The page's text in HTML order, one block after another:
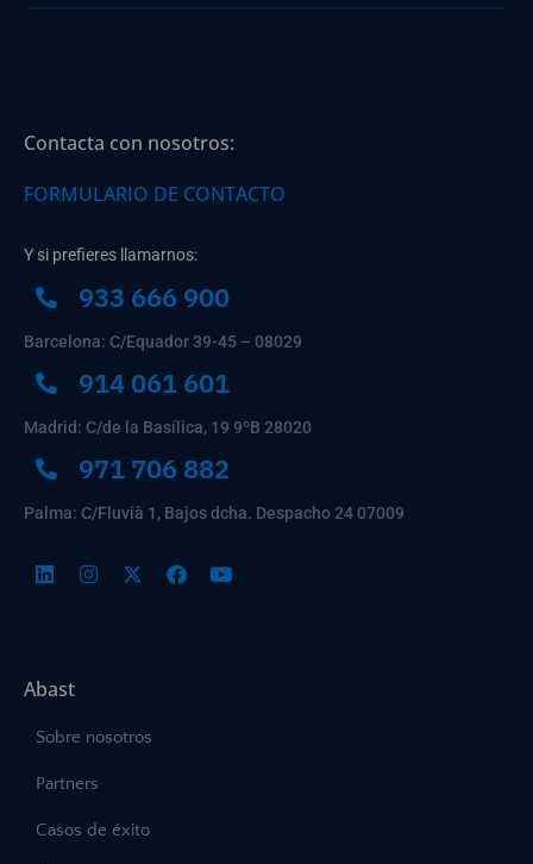
Contacta con nosotros:
FORMULARIO DE CONTACTO
Y si prefieres llamarnos:
933 666 900
Barcelona: C/Equador 39-45 – 08029
914 061 601
Madrid: C/de la Basílica, 19 9ºB 28020
971 706 882
Palma: C/Fluvià 1, Bajos dcha. Despacho 24 07009
Abast
Sobre nosotros
Partners
Casos de éxito